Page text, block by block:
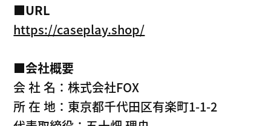
■URL
https://caseplay.shop/
■会社概要
会 社 名：株式会社FOX
所 在 地：東京都千代田区有楽町1-1-2